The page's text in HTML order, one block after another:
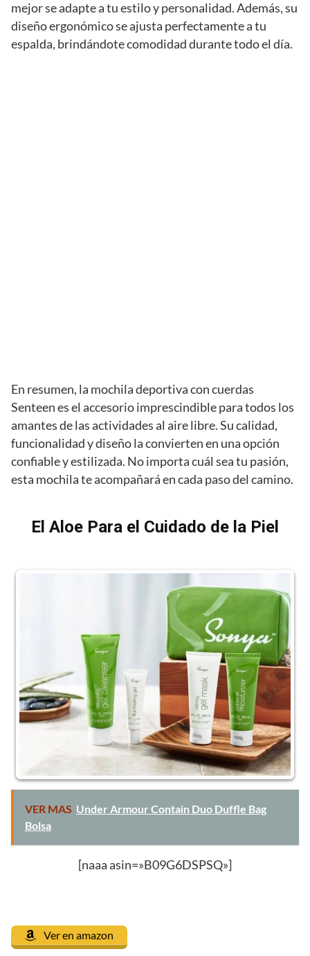
mejor se adapte a tu estilo y personalidad. Además, su
diseño ergonómico se ajusta perfectamente a tu
espalda, brindándote comodidad durante todo el día.
En resumen, la mochila deportiva con cuerdas
Senteen es el accesorio imprescindible para todos los
amantes de las actividades al aire libre. Su calidad,
funcionalidad y diseño la convierten en una opción
confiable y estilizada. No importa cuál sea tu pasión,
esta mochila te acompañará en cada paso del camino.
El Aloe Para el Cuidado de la Piel
VER MAS Under Armour Contain Duo Duffle Bag
Bolsa
[naaa asin=»B09G6DSPSQ»]
Ver en amazon